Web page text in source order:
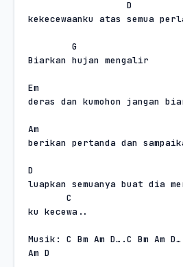
D
kekecewaanku atas semua
G
Biarkan hujan mengalir
Em
deras dan kumohon jangan
Am
berikan pertanda dan
D
luapkan semuanya buat dia
C
ku kecewa..
Musik: C Bm Am D….C Bm Am
Am D